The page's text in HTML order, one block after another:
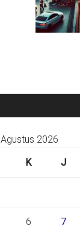
Agustus 2026
K J
6 7